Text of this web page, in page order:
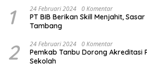
1 24 Februari 2024 0 Komentar
PT BIB Berikan Skill Menjahit,
Tambang
2 24 Februari 2024 0 Komentar
Pemkab Tanbu Dorong Akreditasi
Sekolah